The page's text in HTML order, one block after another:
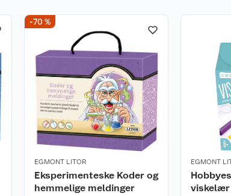
-70 %
EGMONT LITOR
Eksperimenteske Koder og
hemmelige meldinger
EGMONT
viskelær